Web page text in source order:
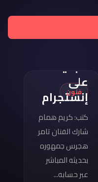
فنون
هجرس
يشارك
الجديدة
على
إنستجرام
كتب: كريم همام
شارك الفنان تامر
هجرس جمهوره
بحديثه المباشر
عبر حسابه...